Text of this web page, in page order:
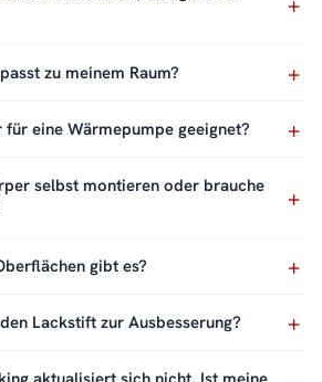
zu meinem Raum?
eine Wärmepumpe geeignet?
selbst montieren oder brauche
gibt es?
Lackstift zur Ausbesserung?